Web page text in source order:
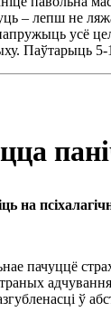
– лепш не
усё
Паўтарыць 5-
на
пачуццё
ў